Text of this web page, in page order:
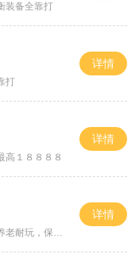
装备全靠打
打
详情
高１８８８８
详情
玩，保底回収
详情